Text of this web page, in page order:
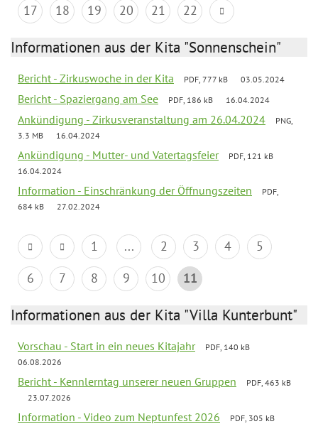
17
18 19 20 21 22
Informationen aus der Kita "Sonnenschein"
Bericht - Zirkuswoche in der Kita PDF, 777 kB 03.05.2024
Bericht - Spaziergang am See PDF, 186 kB 16.04.2024
Ankündigung - Zirkusveranstaltung am 26.04.2024
PNG,
3.3 MB
16.04.2024
Ankündigung - Mutter- und Vatertagsfeier
PDF, 121 kB
16.04.2024
Information - Einschränkung der Öffnungszeiten
PDF,
684 kB
27.02.2024
1 ... 2 3 4
5
6
7 8 9 10 11
Informationen aus der Kita "Villa Kunterbunt"
Vorschau - Start in ein neues Kitajahr
PDF, 140 kB
06.08.2026
Bericht - Kennlerntag unserer neuen Gruppen
PDF, 463 kB
23.07.2026
Information - Video zum Neptunfest 2026 PDF, 305 kB